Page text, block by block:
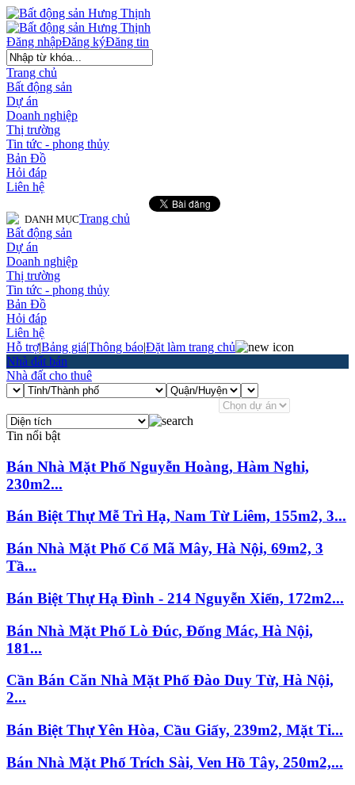
Đăng ký
Đăng nhập Đăng tin
Trang chủ
Bất động sản
Dự án
Doanh nghiệp
Thị trường
Tin tức - phong thủy
Bản Đồ
Hỏi đáp
Liên hệ
DANH MỤCTrang chủ
Bất động sản
Dự án
Doanh nghiệp
Thị trường
Tin tức - phong thủy
Bản Đồ
Hỏi đáp
Liên hệ
Hỗ trợ|Bảng giá|Thông báo|Đặt làm trang chủ
Nhà đất bán
Nhà đất cho thuê
Tin nổi bật
Bán Nhà Mặt Phố Nguyễn Hoàng, Hàm Nghi,
230m2...
Bán Biệt Thự Mễ Trì Hạ, Nam Từ Liêm, 155m2, 3...
Bán Nhà Mặt Phố Cổ Mã Mây, Hà Nội, 69m2, 3
Tầ...
Bán Biệt Thự Hạ Đình - 214 Nguyễn Xiển, 172m2...
Bán Nhà Mặt Phố Lò Đúc, Đống Mác, Hà Nội,
181...
Cần Bán Căn Nhà Mặt Phố Đào Duy Từ, Hà Nội,
2...
Bán Biệt Thự Yên Hòa, Cầu Giấy, 239m2, Mặt Ti...
Bán Nhà Mặt Phố Trích Sài, Ven Hồ Tây, 250m2,...